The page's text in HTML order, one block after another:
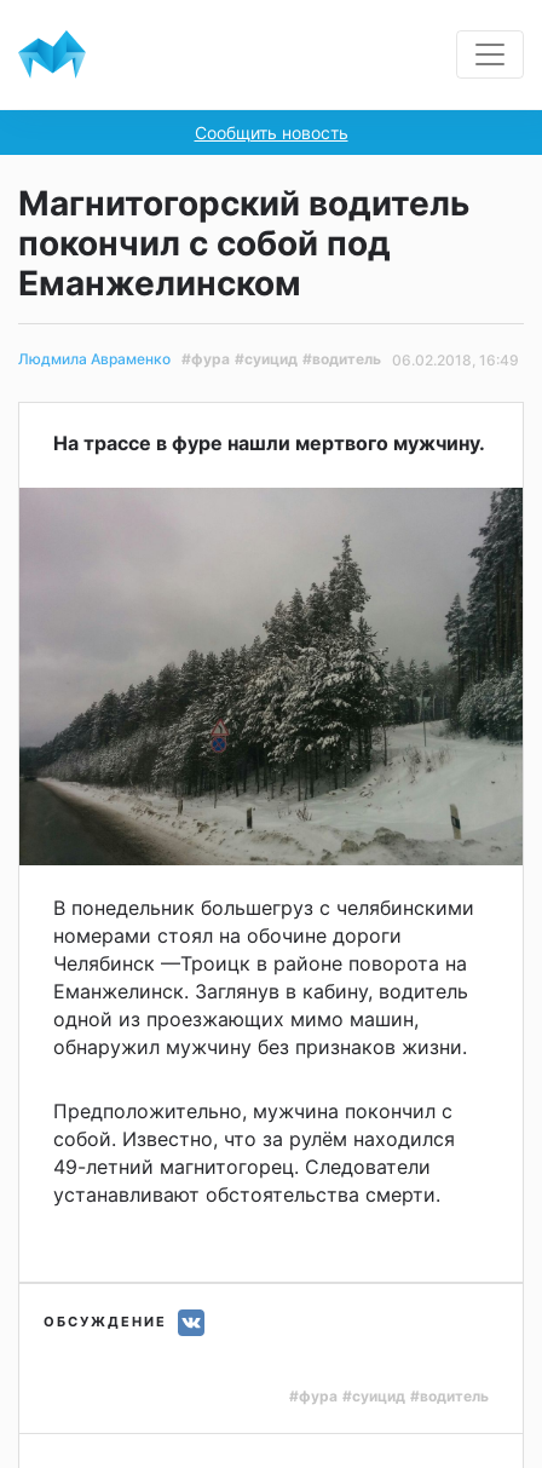
Сообщить новость
Магнитогорский водитель
покончил с собой под
Еманжелинском
Людмила Авраменко #фура #суицид #водитель 06.02.2018, 16:49
На трассе в фуре нашли мертвого мужчину.
В понедельник большегруз с челябинскими
номерами стоял на обочине дороги
Челябинск —Троицк в районе поворота на
Еманжелинск. Заглянув в кабину, водитель
одной из проезжающих мимо машин,
обнаружил мужчину без признаков жизни.
Предположительно, мужчина покончил с
собой. Известно, что за рулём находился
49-летний магнитогорец. Следователи
устанавливают обстоятельства смерти.
ОБСУЖДЕНИЕ
#фура #суицид #водитель